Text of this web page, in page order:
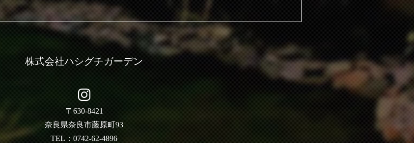
株式会社ハシグチガーデン
〒630-8421
奈良県奈良市藤原町93
TEL：0742-62-4896